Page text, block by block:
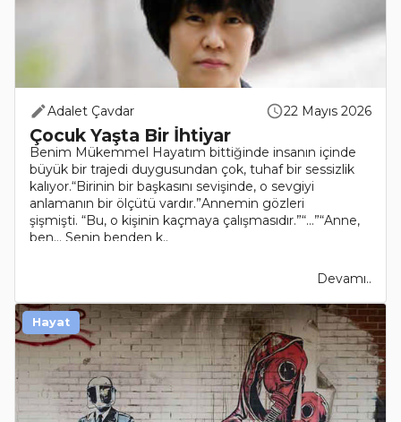
Adalet Çavdar 22 Mayıs 2026
Çocuk Yaşta Bir İhtiyar
Benim Mükemmel Hayatım bittiğinde insanın içinde
büyük bir trajedi duygusundan çok, tuhaf bir sessizlik
kalıyor.“Birinin bir başkasını sevişinde, o sevgiyi
anlamanın bir ölçütü vardır.”Annemin gözleri
şişmişti. “Bu, o kişinin kaçmaya çalışmasıdır.”“…”“Anne,
ben… Senin benden k..
Devamı..
Hayat